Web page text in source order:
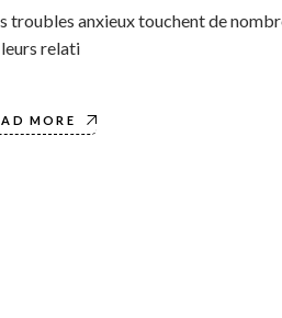
troubles anxieux touchent de
relati
MORE